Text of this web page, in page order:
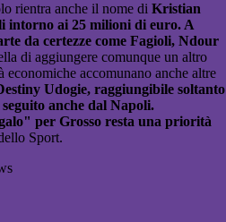
rientra anche il nome di Kristian
intorno ai 25 milioni di euro. A
da certezze come Fagioli, Ndour
di aggiungere comunque un altro
accomunano anche altre
Udogie, raggiungibile soltanto
anche dal Napoli.
per Grosso resta una priorità
Sport.